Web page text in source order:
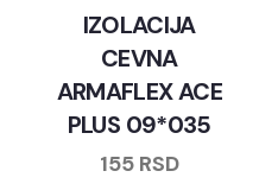
IZOLACIJA
CEVNA
ARMAFLEX ACE
PLUS 09*035
155 RSD